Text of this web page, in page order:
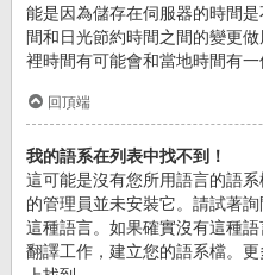
能是因為儲存在伺服器的時間
間和日光節約時間之間的變更
裡時間有可能會和當地時間有一
回頂端
我的語系在列表中找不到！
這可能是沒有您所用語言的語
的管理員並未安裝它。請試著
這種語言。如果確實沒有這種
翻譯工作，建立您的語系檔。